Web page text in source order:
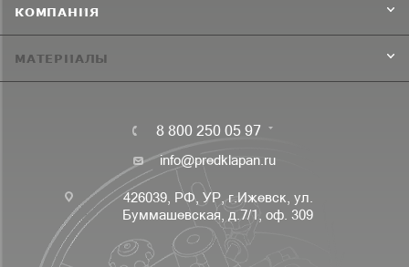
КОМПАНИЯ
МАТЕРИАЛЫ
8 800 250 05 97
info@predklapan.ru
426039, РФ, УР, г.Ижевск, ул.
Буммашевская, д.7/1, оф. 309